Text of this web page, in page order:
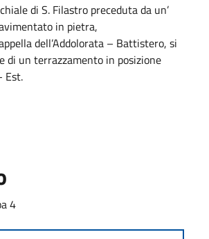
di S. Filastro preceduta da un’
in pietra,
dell’Addolorata – Battistero, si
di un terrazzamento in posizione
Est.
4